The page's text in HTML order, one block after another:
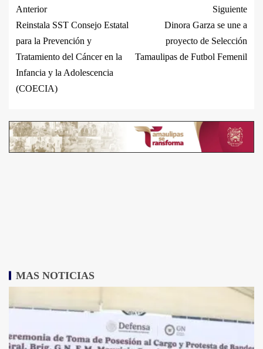
Anterior
Reinstala SST Consejo Estatal
para la Prevención y
Tratamiento del Cáncer en la
Infancia y la Adolescencia
(COECIA)
Siguiente
Dinora Garza se une a
proyecto de Selección
Tamaulipas de Futbol Femenil
MAS NOTICIAS